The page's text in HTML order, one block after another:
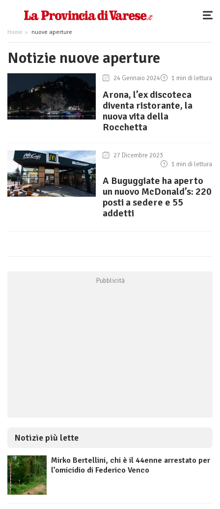
Home nuove aperture
Notizie nuove aperture
24 Gennaio 2024 1 min di lettura
Arona, l’ex discoteca
diventa ristorante, la
nuova vita della
Rocchetta
27 Dicembre 2023
1 min di lettura
A Buguggiate ha aperto
un nuovo McDonald’s: 220
posti a sedere e 55
addetti
Notizie più lette
Mirko Bertellini, chi è il 44enne arrestato per
l’omicidio di Federico Venco